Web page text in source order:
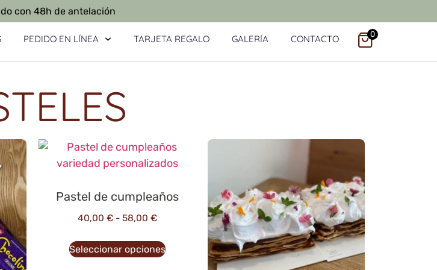
con 48h de antelación
PEDIDO EN LÍNEA TARJETA REGALO GALERÍA CONTACTO 0
Pastel de cumpleaños
40,00 € - 58,00 €
Seleccionar opciones